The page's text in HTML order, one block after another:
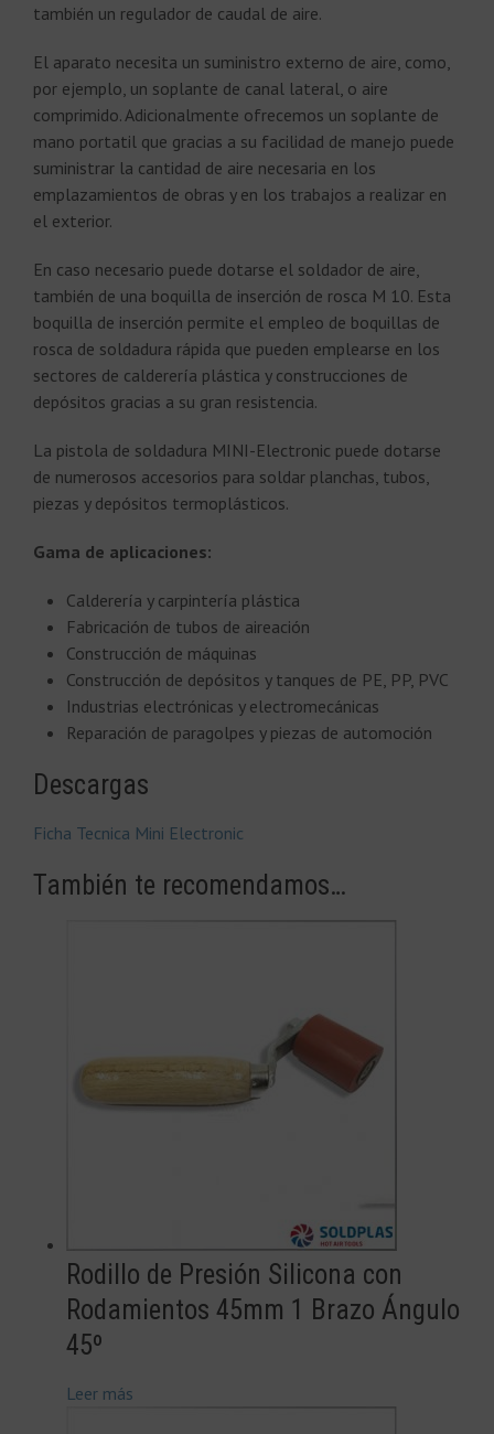
también un regulador de caudal de aire.
El aparato necesita un suministro externo de aire, como,
por ejemplo, un soplante de canal lateral, o aire
comprimido. Adicionalmente ofrecemos un soplante de
mano portatil que gracias a su facilidad de manejo puede
suministrar la cantidad de aire necesaria en los
emplazamientos de obras y en los trabajos a realizar en
el exterior.
En caso necesario puede dotarse el soldador de aire,
también de una boquilla de inserción de rosca M 10. Esta
boquilla de inserción permite el empleo de boquillas de
rosca de soldadura rápida que pueden emplearse en los
sectores de calderería plástica y construcciones de
depósitos gracias a su gran resistencia.
La pistola de soldadura MINI-Electronic puede dotarse
de numerosos accesorios para soldar planchas, tubos,
piezas y depósitos termoplásticos.
Gama de aplicaciones:
Calderería y carpintería plástica
Fabricación de tubos de aireación
Construcción de máquinas
Construcción de depósitos y tanques de PE, PP, PVC
Industrias electrónicas y electromecánicas
Reparación de paragolpes y piezas de automoción
Descargas
Ficha Tecnica Mini Electronic
También te recomendamos…
Rodillo de Presión Silicona con
Rodamientos 45mm 1 Brazo Ángulo
45º
Leer más